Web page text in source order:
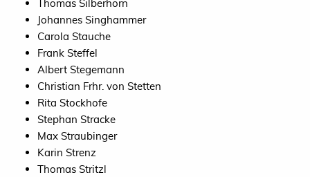
Thomas Silberhorn
Johannes Singhammer
Carola Stauche
Frank Steffel
Albert Stegemann
Christian Frhr. von Stetten
Rita Stockhofe
Stephan Stracke
Max Straubinger
Karin Strenz
Thomas Stritzl